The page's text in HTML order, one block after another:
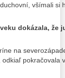
všímali si
dokázala, že
na
pokračovala